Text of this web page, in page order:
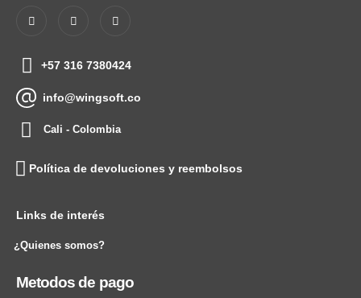
+57 316 7380424
info@wingsoft.co
Cali - Colombia
Política de devoluciones y reembolsos
Links de interés
¿Quienes somos?
Metodos de pago